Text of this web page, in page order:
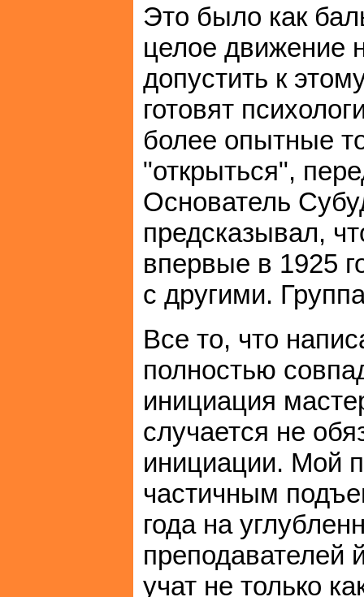
Это было как
целое движение
допустить к
готовят
более опытные
"открыться",
Основатель
предсказывал,
впервые в 1925
с другими.
Все то, что
полностью
инициация
случается не
инициации. Мой
частичным
года на
преподавателей
учат не только